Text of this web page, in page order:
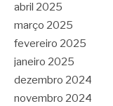
abril 2025
março 2025
fevereiro 2025
janeiro 2025
dezembro 2024
novembro 2024